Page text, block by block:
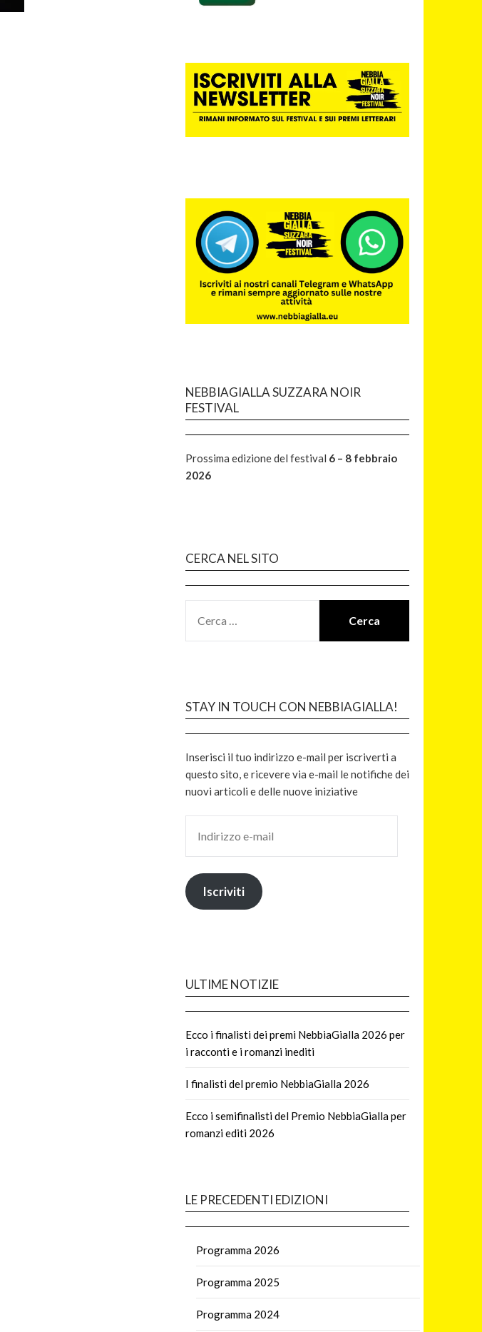
NEBBIAGIALLA SUZZARA NOIR
FESTIVAL
Prossima edizione del festival 6 – 8 febbraio
2026
CERCA NEL SITO
STAY IN TOUCH CON NEBBIAGIALLA!
Inserisci il tuo indirizzo e-mail per iscriverti a
questo sito, e ricevere via e-mail le notifiche dei
nuovi articoli e delle nuove iniziative
Iscriviti
ULTIME NOTIZIE
Ecco i finalisti dei premi NebbiaGialla 2026 per
i racconti e i romanzi inediti
I finalisti del premio NebbiaGialla 2026
Ecco i semifinalisti del Premio NebbiaGialla per
romanzi editi 2026
LE PRECEDENTI EDIZIONI
Programma 2026
Programma 2025
Programma 2024